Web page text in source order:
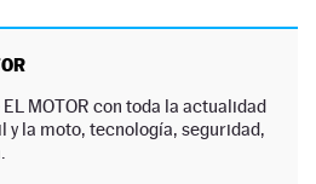
MOTOR con toda la actualidad
y la moto, tecnología, seguridad,